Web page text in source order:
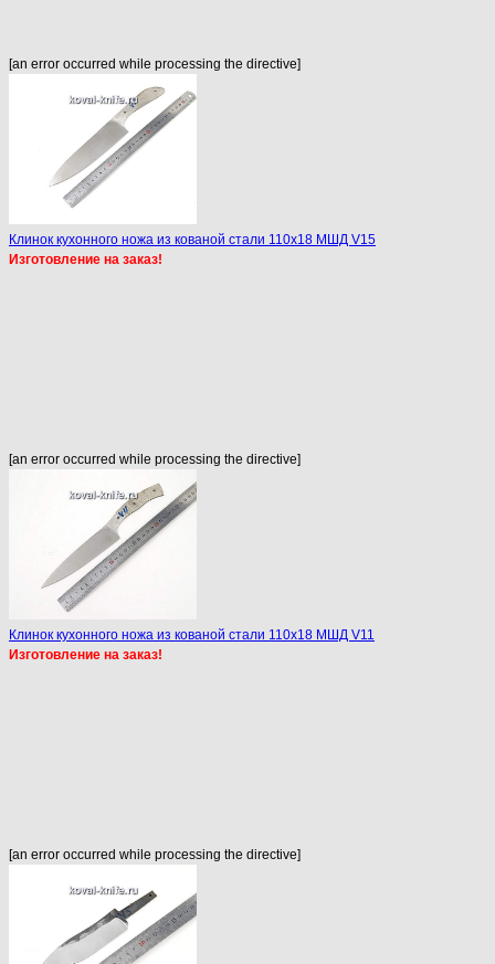
[an error occurred while processing the directive]
Клинок кухонного ножа из кованой стали 110х18 МШД V15
Изготовление на заказ!
[an error occurred while processing the directive]
Клинок кухонного ножа из кованой стали 110х18 МШД V11
Изготовление на заказ!
[an error occurred while processing the directive]